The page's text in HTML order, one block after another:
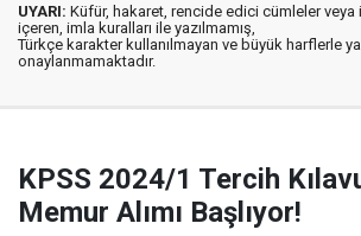
UYARI: Küfür, hakaret, rencide edici cümleler veya
içeren, imla kuralları ile yazılmamış,
Türkçe karakter kullanılmayan ve büyük harflerle
onaylanmamaktadır.
KPSS 2024/1 Tercih
Memur Alımı Başlıyor!